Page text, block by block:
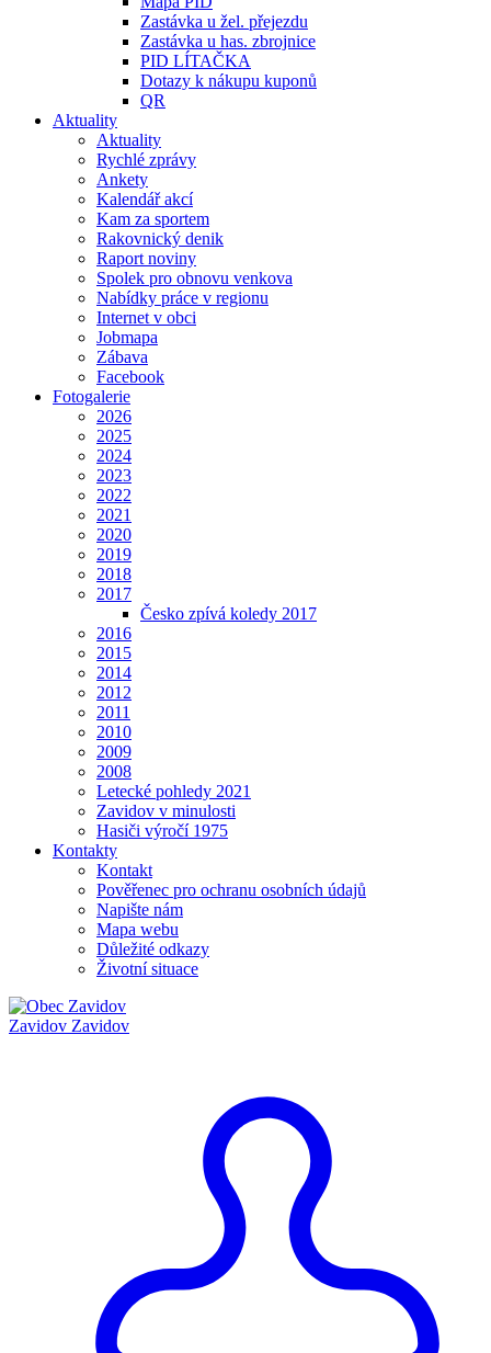
Zastávka u žel. přejezdu
Zastávka u has. zbrojnice
PID LÍTAČKA
Dotazy k nákupu kuponů
QR
Aktuality
Aktuality
Rychlé zprávy
Ankety
Kalendář akcí
Kam za sportem
Rakovnický denik
Raport noviny
Spolek pro obnovu venkova
Nabídky práce v regionu
Internet v obci
Jobmapa
Zábava
Facebook
Fotogalerie
2026
2025
2024
2023
2022
2021
2020
2019
2018
2017
Česko zpívá koledy 2017
2016
2015
2014
2012
2011
2010
2009
2008
Letecké pohledy 2021
Zavidov v minulosti
Hasiči výročí 1975
Kontakty
Kontakt
Pověřenec pro ochranu osobních údajů
Napište nám
Mapa webu
Důležité odkazy
Životní situace
Zavidov Zavidov